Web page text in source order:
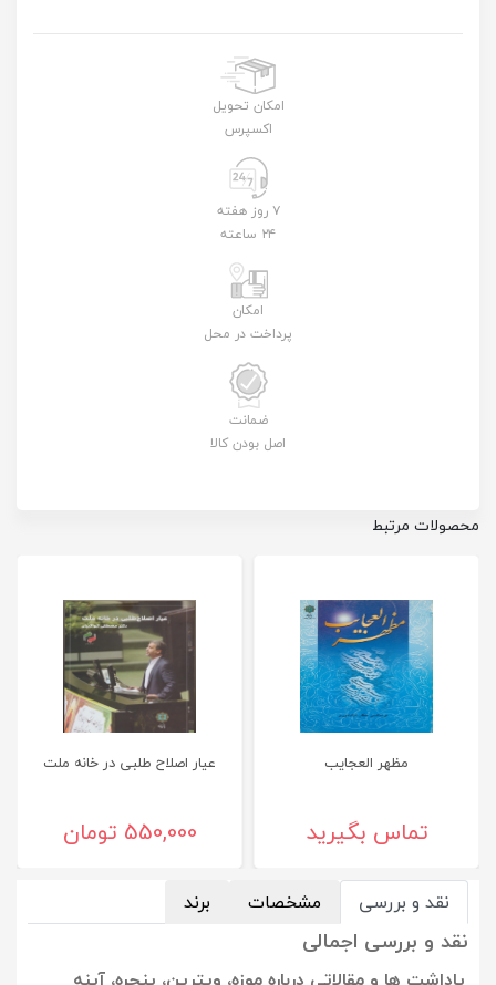
امکان تحویل
اکسپرس
۷ روز هفته
۲۴ ساعته
امکان
پرداخت در محل
ضمانت
اصل بودن کالا
محصولات مرتبط
مظهر العجایب
تماس بگیرید
عیار اصلاح طلبی در خانه ملت
550,000 تومان
نقد و بررسی مشخصات برند
نقد و بررسی اجمالی